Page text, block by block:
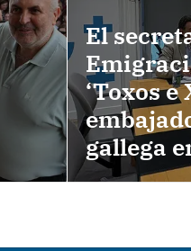
El
‘Toxos e
gallega